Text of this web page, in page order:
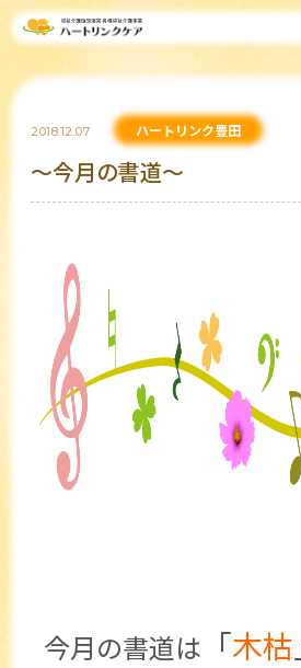
2018.12.07 ハートリンク豊田
～今月の書道～
今月の書道は 「木枯